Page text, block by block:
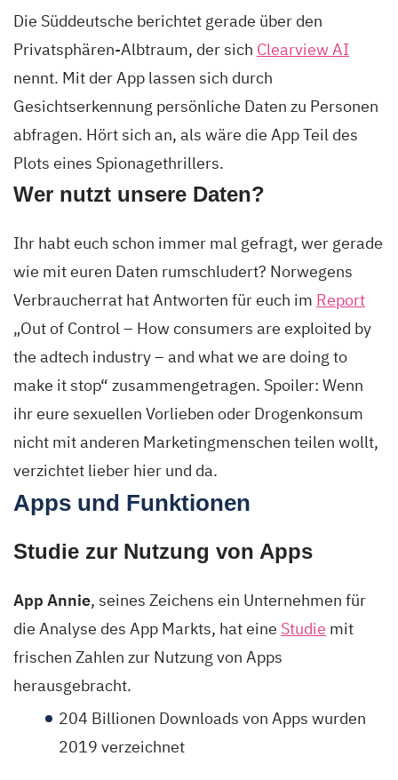
Die Süddeutsche berichtet gerade über den
Privatsphären-Albtraum, der sich Clearview AI
nennt. Mit der App lassen sich durch
Gesichtserkennung persönliche Daten zu Personen
abfragen. Hört sich an, als wäre die App Teil des
Plots eines Spionagethrillers.
Wer nutzt unsere Daten?
Ihr habt euch schon immer mal gefragt, wer gerade
wie mit euren Daten rumschludert? Norwegens
Verbraucherrat hat Antworten für euch im Report
„Out of Control – How consumers are exploited by
the adtech industry – and what we are doing to
make it stop“ zusammengetragen. Spoiler: Wenn
ihr eure sexuellen Vorlieben oder Drogenkonsum
nicht mit anderen Marketingmenschen teilen wollt,
verzichtet lieber hier und da.
Apps und Funktionen
Studie zur Nutzung von Apps
App Annie, seines Zeichens ein Unternehmen für
die Analyse des App Markts, hat eine Studie mit
frischen Zahlen zur Nutzung von Apps
herausgebracht.
204 Billionen Downloads von Apps wurden
2019 verzeichnet